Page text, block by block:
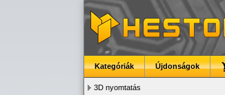
Kategóriák Újdonságok
3D nyomtatás